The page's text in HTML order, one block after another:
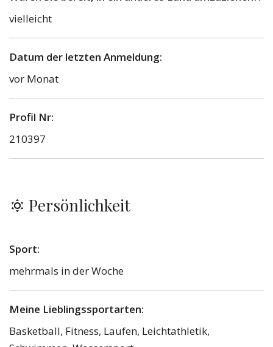
vielleicht
Datum der letzten Anmeldung:
vor Monat
Profil Nr:
210397
Persönlichkeit
Sport:
mehrmals in der Woche
Meine Lieblingssportarten:
Basketball, Fitness, Laufen, Leichtathletik,